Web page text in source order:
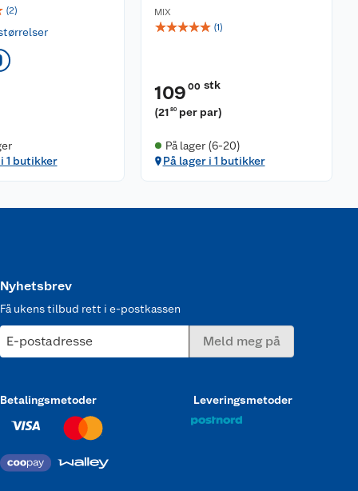
(2)
1 butikker
MIX
☆☆☆☆☆ (1)
109 00 stk
(21 80 per par)
På lager (6-20)
På lager i 1 butikker
Nyhetsbrev
Få ukens tilbud rett i e-postkassen
E-postadresse Meld meg på
Betalingsmetoder Leveringsmetoder